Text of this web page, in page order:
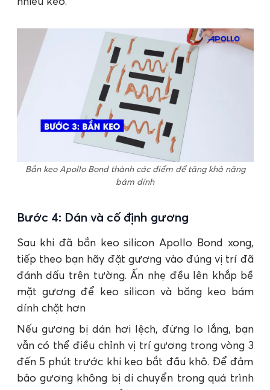
Bắn keo Apollo Bond thành các điểm để tăng khả năng
bám dính
Bước 4: Dán và cố định gương
Sau khi đã bắn keo silicon Apollo Bond xong,
tiếp theo bạn hãy đặt gương vào đúng vị trí đã
đánh dấu trên tường. Ấn nhẹ đều lên khắp bề
mặt gương để keo silicon và băng keo bám
dính chặt hơn
Nếu gương bị dán hơi lệch, đừng lo lắng, bạn
vẫn có thể điều chỉnh vị trí gương trong vòng 3
đến 5 phút trước khi keo bắt đầu khô. Để đảm
bảo gương không bị di chuyển trong quá trình